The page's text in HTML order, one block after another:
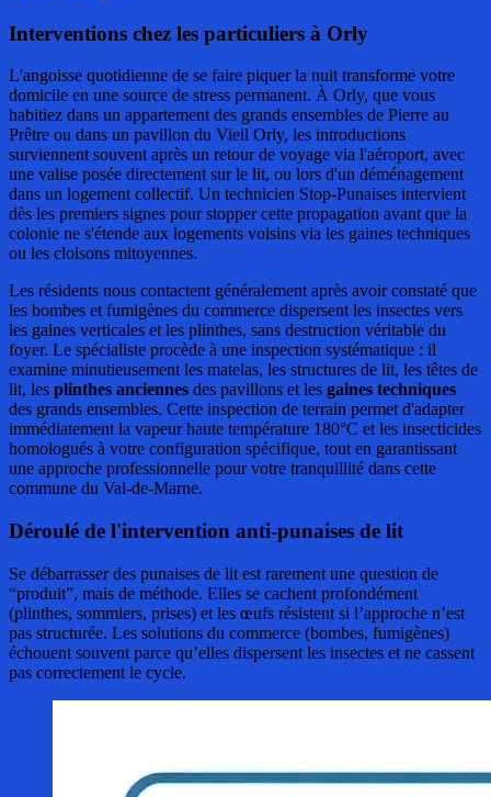
Interventions chez les particuliers à Orly
L'angoisse quotidienne de se faire piquer la nuit transforme votre
domicile en une source de stress permanent. À Orly, que vous
habitiez dans un appartement des grands ensembles de Pierre au
Prêtre ou dans un pavillon du Vieil Orly, les introductions
surviennent souvent après un retour de voyage via l'aéroport, avec
une valise posée directement sur le lit, ou lors d'un déménagement
dans un logement collectif. Un technicien Stop-Punaises intervient
dès les premiers signes pour stopper cette propagation avant que la
colonie ne s'étende aux logements voisins via les gaines techniques
ou les cloisons mitoyennes.
Les résidents nous contactent généralement après avoir constaté que
les bombes et fumigènes du commerce dispersent les insectes vers
les gaines verticales et les plinthes, sans destruction véritable du
foyer. Le spécialiste procède à une inspection systématique : il
examine minutieusement les matelas, les structures de lit, les têtes de
lit, les plinthes anciennes des pavillons et les gaines techniques
des grands ensembles. Cette inspection de terrain permet d'adapter
immédiatement la vapeur haute température 180°C et les insecticides
homologués à votre configuration spécifique, tout en garantissant
une approche professionnelle pour votre tranquillité dans cette
commune du Val-de-Marne.
Déroulé de l'intervention anti-punaises de lit
Se débarrasser des punaises de lit est rarement une question de
“produit”, mais de méthode. Elles se cachent profondément
(plinthes, sommiers, prises) et les œufs résistent si l’approche n’est
pas structurée. Les solutions du commerce (bombes, fumigènes)
échouent souvent parce qu’elles dispersent les insectes et ne cassent
pas correctement le cycle.